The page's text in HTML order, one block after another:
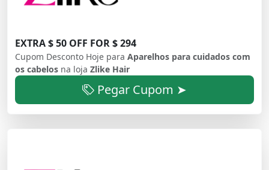
EXTRA $ 50 OFF FOR $ 294
Cupom Desconto Hoje para Aparelhos para cuidados com
os cabelos na loja Zlike Hair
Pegar Cupom ➤